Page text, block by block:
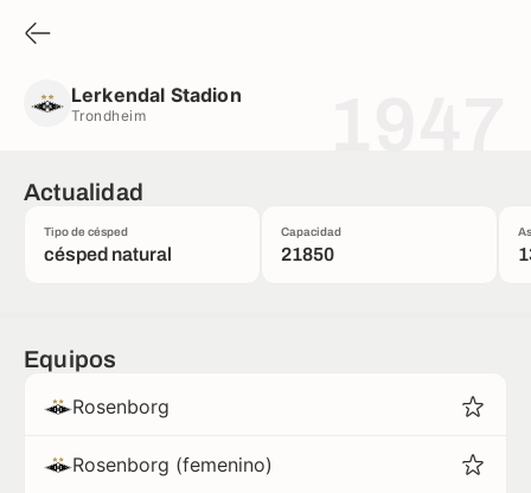
Lerkendal Stadion
Trondheim
Actualidad
Tipo de césped
césped natural
Capacidad
21850
Equipos
Rosenborg
Rosenborg (femenino)